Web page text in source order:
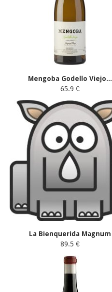
Mengoba Godello Viejo...
65.9 €
La Bienquerida Magnum
89.5 €